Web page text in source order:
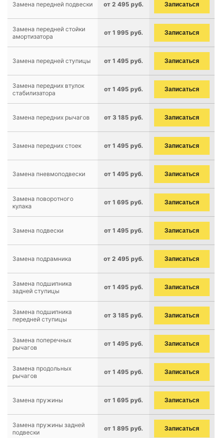
Замена передней подвески от 2 495 руб. Записаться
Замена передней стойки
амортизатора
от 1 995 руб. Записаться
Замена передней ступицы от 1 495 руб. Записаться
Замена передних втулок
стабилизатора
от 1 495 руб. Записаться
Замена передних рычагов от 3 185 руб. Записаться
Замена передних стоек от 1 495 руб. Записаться
Замена пневмоподвески от 1 495 руб. Записаться
Замена поворотного
кулака
от 1 695 руб. Записаться
Замена подвески от 1 495 руб. Записаться
Замена подрамника от 2 495 руб. Записаться
Замена подшипника
задней ступицы
от 1 495 руб. Записаться
Замена подшипника
передней ступицы
от 3 185 руб. Записаться
Замена поперечных
рычагов
от 1 495 руб. Записаться
Замена продольных
рычагов
от 1 495 руб. Записаться
Замена пружины от 1 695 руб. Записаться
Замена пружины задней
подвески
от 1 895 руб. Записаться